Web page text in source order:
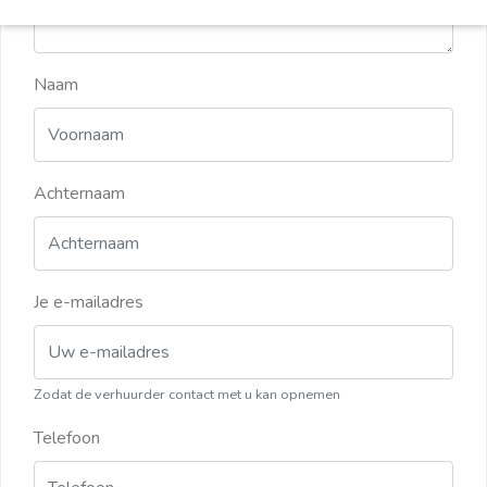
Naam
Achternaam
Je e-mailadres
Zodat de verhuurder contact met u kan opnemen
Telefoon